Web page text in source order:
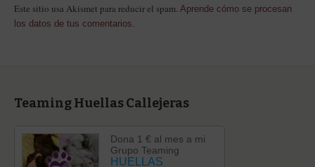
Este sitio usa Akismet para reducir el spam. Aprende cómo se procesan
los datos de tus comentarios.
Teaming Huellas Callejeras